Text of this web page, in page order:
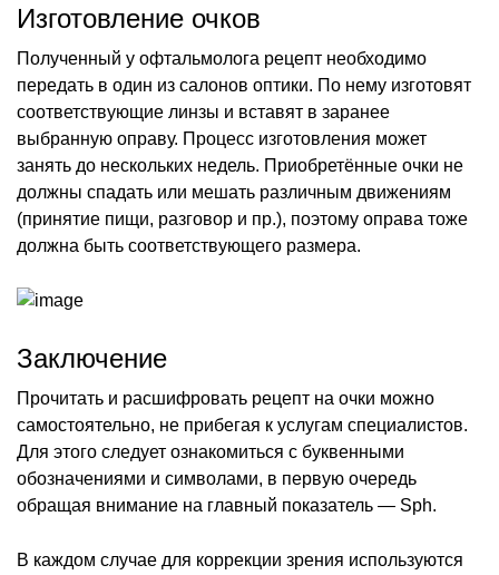
Изготовление очков
Полученный у офтальмолога рецепт необходимо
передать в один из салонов оптики. По нему изготовят
соответствующие линзы и вставят в заранее
выбранную оправу. Процесс изготовления может
занять до нескольких недель. Приобретённые очки не
должны спадать или мешать различным движениям
(принятие пищи, разговор и пр.), поэтому оправа тоже
должна быть соответствующего размера.
Заключение
Прочитать и расшифровать рецепт на очки можно
самостоятельно, не прибегая к услугам специалистов.
Для этого следует ознакомиться с буквенными
обозначениями и символами, в первую очередь
обращая внимание на главный показатель — Sph.
В каждом случае для коррекции зрения используются